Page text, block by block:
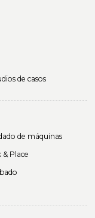
de casos
de máquinas
& Place